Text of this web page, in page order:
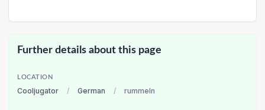
Further details about this page
LOCATION
Cooljugator / German / rummeln